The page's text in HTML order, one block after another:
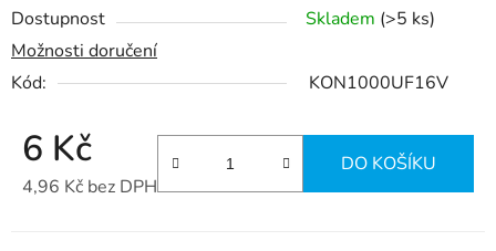
Dostupnost Skladem (>5 ks)
Možnosti doručení
Kód:
KON1000UF16V
6 Kč
4,96 Kč bez DPH
DO KOŠÍKU